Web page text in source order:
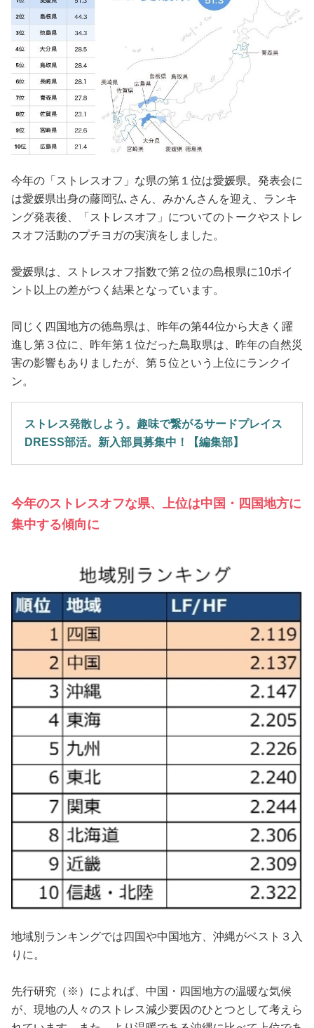
今年の「ストレスオフ」な県の第１位は愛媛県。発表会に
は愛媛県出身の藤岡弘､さん、みかんさんを迎え、ランキ
ング発表後、「ストレスオフ」についてのトークやストレ
スオフ活動のプチヨガの実演をしました。
愛媛県は、ストレスオフ指数で第２位の島根県に10ポイ
ント以上の差がつく結果となっています。
同じく四国地方の徳島県は、昨年の第44位から大きく躍
進し第３位に、昨年第１位だった鳥取県は、昨年の自然災
害の影響もありましたが、第５位という上位にランクイ
ン。
ストレス発散しよう。趣味で繋がるサードプレイス
DRESS部活。新入部員募集中！【編集部】
今年のストレスオフな県、上位は中国・四国地方に
集中する傾向に
地域別ランキングでは四国や中国地方、沖縄がベスト３入
りに。
先行研究（※）によれば、中国・四国地方の温暖な気候
が、現地の人々のストレス減少要因のひとつとして考えら